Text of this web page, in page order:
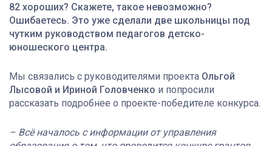
82 хороших? Скажете, такое невозможно?
Ошибаетесь. Это уже сделали две школьницы под
чутким руководством педагогов детско-
юношеского центра.
Мы связались с руководителями проекта Ольгой
Лысовой и Ириной Головченко и попросили
рассказать подробнее о проекте-победителе конкурса.
– Всё началось с информации от управления